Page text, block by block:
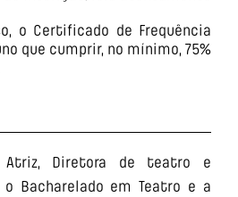
o Certificado de Frequência
que cumprir, no mínimo, 75%
Atriz, Diretora de teatro e
o Bacharelado em Teatro e a